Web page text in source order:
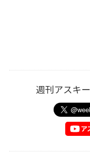
週刊アスキ